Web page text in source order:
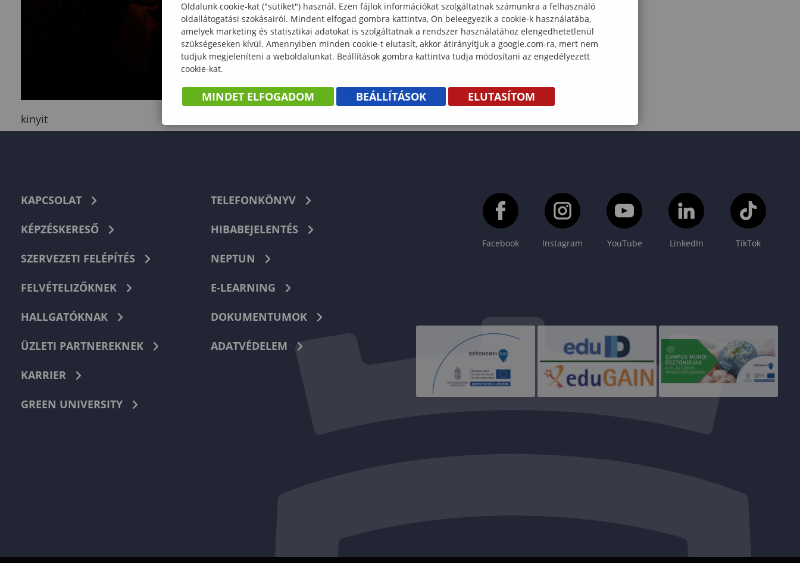
kinyit
KAPCSOLAT
KÉPZÉSKERESŐ
SZERVEZETI FELÉPÍTÉS
FELVÉTELIZŐKNEK
HALLGATÓKNAK
ÜZLETI PARTNEREKNEK
KARRIER
GREEN UNIVERSITY
TELEFONKÖNYV
HIBABEJELENTÉS
NEPTUN
E-LEARNING
DOKUMENTUMOK
ADATVÉDELEM
Facebook Instagram YouTube LinkedIn TikTok
Oldalunk cookie-kat ("sütiket") használ. Ezen fájlok információkat szolgáltatnak számunkra a felhasználó
oldallátogatási szokásairól. Mindent elfogad gombra kattintva, Ön beleegyezik a cookie-k használatába,
amelyek marketing és statisztikai adatokat is szolgáltatnak a rendszer használatához elengedhetetlenül
szükségeseken kívül. Amennyiben minden cookie-t elutasít, akkor átirányítjuk a google.com-ra, mert nem
tudjuk megjeleníteni a weboldalunkat. Beállítások gombra kattintva tudja módosítani az engedélyezett
cookie-kat.
MINDET ELFOGADOM BEÁLLÍTÁSOK ELUTASÍTOM